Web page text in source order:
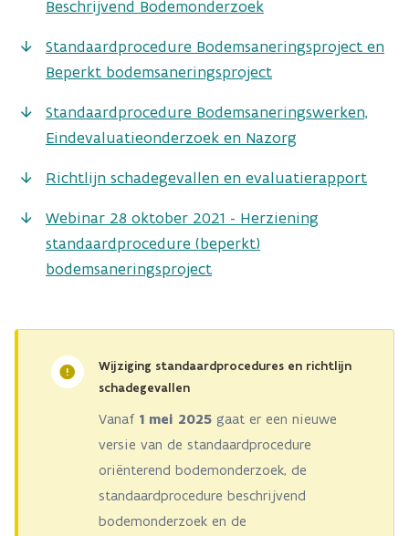
Beschrijvend Bodemonderzoek​​
Standaardprocedure Bodemsaneringsproject en
Beperkt bodemsaneringsproject
Standaardprocedure Bodemsaneringswerken,
Eindevaluatieonderzoek en Nazorg
Richtlijn schadegevallen en evaluatierapport
Webinar 28 oktober 2021 - Herziening
standaardprocedure (beperkt)
bodemsaneringsproject
Wijziging standaardprocedures en richtlijn
schadegevallen
Vanaf 1 mei 2025 gaat er een nieuwe
versie van de standaardprocedure
oriënterend bodemonderzoek, de
standaardprocedure beschrijvend
bodemonderzoek en de